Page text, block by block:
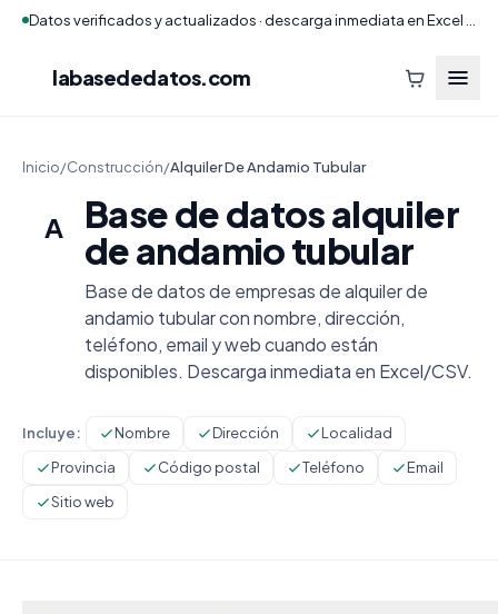
labasededatos.com
Inicio/Construcción/Alquiler De Andamio Tubular
A
Base de datos alquiler
de andamio tubular
Base de datos de empresas de alquiler de
andamio tubular con nombre, dirección,
teléfono, email y web cuando están
disponibles. Descarga inmediata en Excel/CSV.
Incluye: Nombre Dirección
Localidad
Provincia
Código postal Teléfono
Email
Sitio web